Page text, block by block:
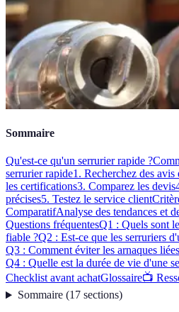
Sommaire
Qu'est-ce qu'un serrurier rapide ?
serrurier rapide1. Recherchez des avis
les certifications3. Comparez les devis
précises5. Testez le service client
ComparatifAnalyse des tendances et
Questions fréquentesQ1 : Quels sont
fiable ?Q2 : Est-ce que les serruriers
Q3 : Comment éviter les arnaques
Q4 : Quelle est la durée de vie d'une
Checklist avant achatGlossaire📺
Sommaire(17 sections)